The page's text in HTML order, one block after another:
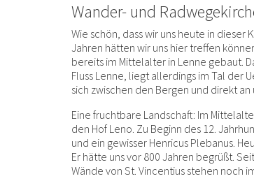
Wander- und
Wie schön, dass wir uns heute in
Jahren hätten wir uns hier treffen
bereits im Mittelalter in Lenne gebaut.
Fluss Lenne, liegt allerdings im Tal der
sich zwischen den Bergen und direkt
Eine fruchtbare Landschaft: Im
den Hof Leno. Zu Beginn des 12.
und ein gewisser Henricus Plebanus.
Er hätte uns vor 800 Jahren begrüßt.
Wände von St. Vincentius stehen noch